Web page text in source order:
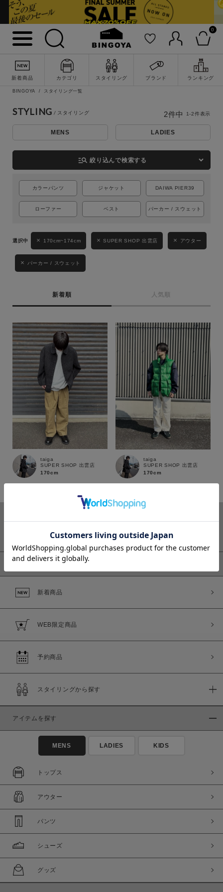
0
新着商品 カテゴリ スタイリング ブランド ランキング
詳細検索
キーワード
MENS LADIES KIDS
サイズ
ブランド
商品タイプ
通常商品 予約商品
セール価格
在庫
在庫あり 在庫なし含む
BINGOYA スタイリング一覧
STYLING
MENS LADIES
manage_search 絞り込んで検索する
カラーパンツ ジャケット DAIWA PIER39
ローファー ベスト パーカー / スウェット
170cm~174cm SUPER SHOP 出雲店 アウター
パーカー / スウェット
新着順 人気順
2件中 1-2件表示
taiga
SUPER SHOP 出雲店
170cm
taiga
SUPER SHOP 出雲店
170cm
新着商品
WEB限定商品
予約商品
スタイリングから探す
アイテムを探す
MENS LADIES KIDS
トップス
アウター
パンツ
シューズ
グッズ